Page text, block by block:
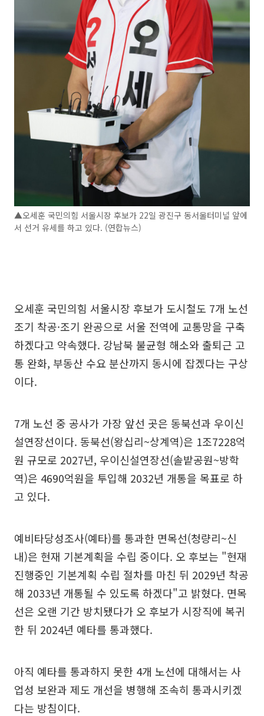
▲오세훈 국민의힘 서울시장 후보가 22일 광진구 동서울터미널 앞에
서 선거 유세를 하고 있다. (연합뉴스)
오세훈 국민의힘 서울시장 후보가 도시철도 7개 노선
조기 착공·조기 완공으로 서울 전역에 교통망을 구축
하겠다고 약속했다. 강남북 불균형 해소와 출퇴근 고
통 완화, 부동산 수요 분산까지 동시에 잡겠다는 구상
이다.
7개 노선 중 공사가 가장 앞선 곳은 동북선과 우이신
설연장선이다. 동북선(왕십리~상계역)은 1조7228억
원 규모로 2027년, 우이신설연장선(솔밭공원~방학
역)은 4690억원을 투입해 2032년 개통을 목표로 하
고 있다.
예비타당성조사(예타)를 통과한 면목선(청량리~신
내)은 현재 기본계획을 수립 중이다. 오 후보는 "현재
진행중인 기본계획 수립 절차를 마친 뒤 2029년 착공
해 2033년 개통될 수 있도록 하겠다"고 밝혔다. 면목
선은 오랜 기간 방치됐다가 오 후보가 시장직에 복귀
한 뒤 2024년 예타를 통과했다.
아직 예타를 통과하지 못한 4개 노선에 대해서는 사
업성 보완과 제도 개선을 병행해 조속히 통과시키겠
다는 방침이다.